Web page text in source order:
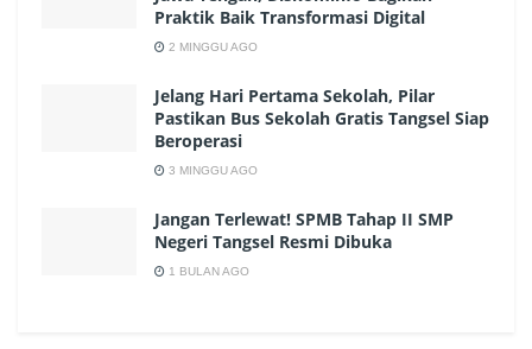
Praktik Baik Transformasi Digital
2 MINGGU AGO
Jelang Hari Pertama Sekolah, Pilar
Pastikan Bus Sekolah Gratis Tangsel Siap
Beroperasi
3 MINGGU AGO
Jangan Terlewat! SPMB Tahap II SMP
Negeri Tangsel Resmi Dibuka
1 BULAN AGO